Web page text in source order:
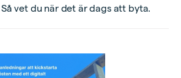
vet du när det är dags att byta.